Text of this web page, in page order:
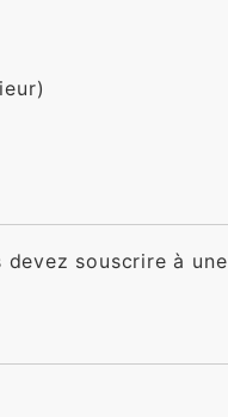
souscrire à une